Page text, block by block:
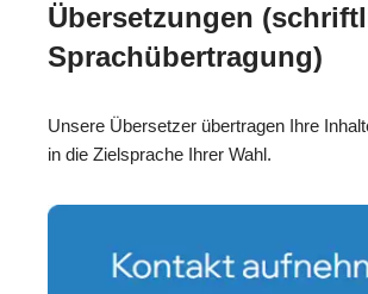
Übersetzungen
Sprachübertragung)
Unsere Übersetzer übertragen Ihre
in die Zielsprache Ihrer Wahl.